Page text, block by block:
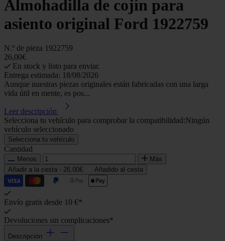
Almohadilla de cojín para
asiento original Ford 1922759
N.º de pieza 1922759
26,00€
En stock y listo para enviar.
Entrega estimada: 18/08/2026
Aunque nuestras piezas originales están fabricadas con una larga
vida útil en mente, es pos...
Leer descripción
Selecciona tu vehículo para comprobar la compatibilidad:Ningún
vehículo seleccionado
Selecciona tu vehículo
Cantidad
Menos
Más
Añadir a la cesta - 26,00€ Añadido al cesta
Envío gratis desde 10 €*
Devoluciones sin complicaciones*
Descripción